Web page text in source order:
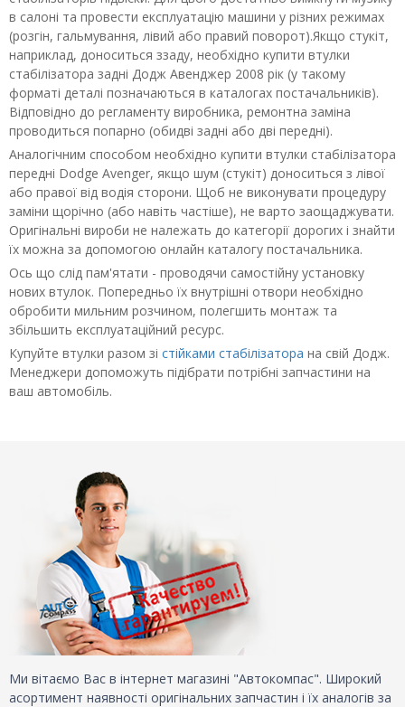
в салоні та провести експлуатацію машини у різних режимах
(розгін, гальмування, лівий або правий поворот).Якщо стукіт,
наприклад, доноситься ззаду, необхідно купити втулки
стабілізатора задні Додж Авенджер 2008 рік (у такому
форматі деталі позначаються в каталогах постачальників).
Відповідно до регламенту виробника, ремонтна заміна
проводиться попарно (обидві задні або дві передні).
Аналогічним способом необхідно купити втулки стабілізатора
передні Dodge Avenger, якщо шум (стукіт) доноситься з лівої
або правої від водія сторони. Щоб не виконувати процедуру
заміни щорічно (або навіть частіше), не варто заощаджувати.
Оригінальні вироби не належать до категорії дорогих і знайти
їх можна за допомогою онлайн каталогу постачальника.
Ось що слід пам'ятати - проводячи самостійну установку
нових втулок. Попередньо їх внутрішні отвори необхідно
обробити мильним розчином, полегшить монтаж та
збільшить експлуатаційний ресурс.
Купуйте втулки разом зі стійками стабілізатора на свій Додж.
Менеджери допоможуть підібрати потрібні запчастини на
ваш автомобіль.
Ми вітаємо Вас в інтернет магазині "Автокомпас". Широкий
асортимент наявності оригінальних запчастин і їх аналогів за